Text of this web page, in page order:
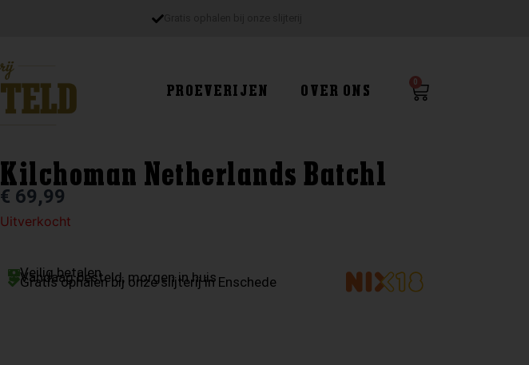
PROEVERIJEN OVER ONS
0
Winkelwagen
Kilchoman Netherlands Batch1
€ 69,99
Uitverkocht
Veilig betalen
Vandaag besteld, morgen in huis
Gratis ophalen bij onze slijterij in Enschede